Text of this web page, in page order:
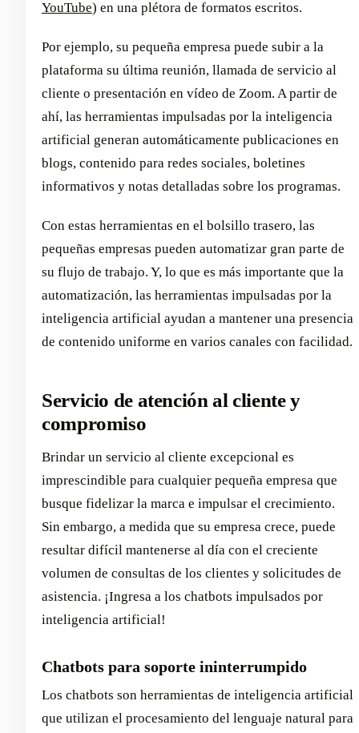
YouTube) en una plétora de formatos escritos.
Por ejemplo, su pequeña empresa puede subir a la
plataforma su última reunión, llamada de servicio al
cliente o presentación en vídeo de Zoom. A partir de
ahí, las herramientas impulsadas por la inteligencia
artificial generan automáticamente publicaciones en
blogs, contenido para redes sociales, boletines
informativos y notas detalladas sobre los programas.
Con estas herramientas en el bolsillo trasero, las
pequeñas empresas pueden automatizar gran parte de
su flujo de trabajo. Y, lo que es más importante que la
automatización, las herramientas impulsadas por la
inteligencia artificial ayudan a mantener una presencia
de contenido uniforme en varios canales con facilidad.
Servicio de atención al cliente y
compromiso
Brindar un servicio al cliente excepcional es
imprescindible para cualquier pequeña empresa que
busque fidelizar la marca e impulsar el crecimiento.
Sin embargo, a medida que su empresa crece, puede
resultar difícil mantenerse al día con el creciente
volumen de consultas de los clientes y solicitudes de
asistencia. ¡Ingresa a los chatbots impulsados por
inteligencia artificial!
Chatbots para soporte ininterrumpido
Los chatbots son herramientas de inteligencia artificial
que utilizan el procesamiento del lenguaje natural para